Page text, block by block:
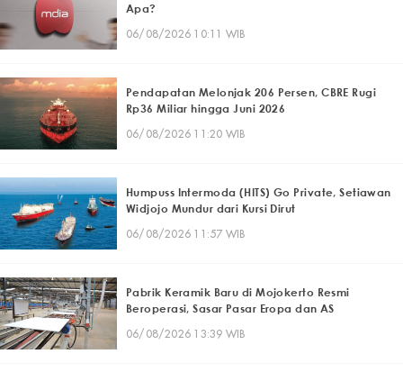
Apa?
06/08/2026 10:11 WIB
Pendapatan Melonjak 206 Persen, CBRE Rugi
Rp36 Miliar hingga Juni 2026
06/08/2026 11:20 WIB
Humpuss Intermoda (HITS) Go Private, Setiawan
Widjojo Mundur dari Kursi Dirut
06/08/2026 11:57 WIB
Pabrik Keramik Baru di Mojokerto Resmi
Beroperasi, Sasar Pasar Eropa dan AS
06/08/2026 13:39 WIB